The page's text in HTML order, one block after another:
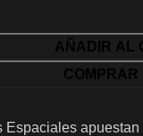
AÑADIR AL
COMPRAR
Espaciales